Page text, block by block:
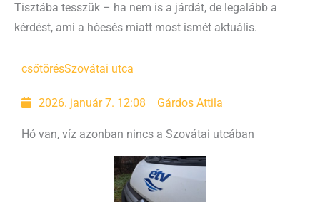
Tisztába tesszük – ha nem is a járdát, de legalább a
kérdést, ami a hóesés miatt most ismét aktuális.
csőtörésSzovátai utca
2026. január 7. 12:08 Gárdos Attila
Hó van, víz azonban nincs a Szovátai utcában